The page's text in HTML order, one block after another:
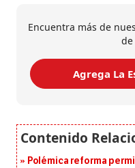
Encuentra más de
Agrega La
Polémica reforma